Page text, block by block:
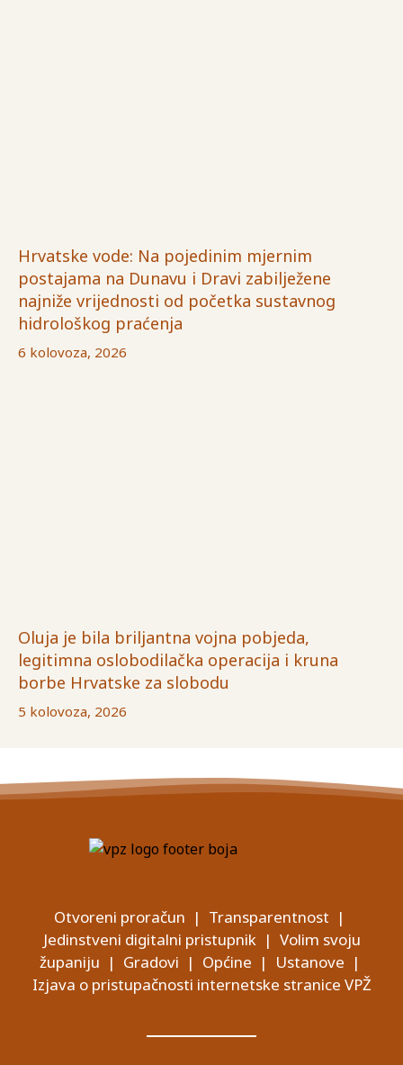
Hrvatske vode: Na pojedinim mjernim
postajama na Dunavu i Dravi zabilježene
najniže vrijednosti od početka sustavnog
hidrološkog praćenja
6 kolovoza, 2026
Oluja je bila briljantna vojna pobjeda,
legitimna oslobodilačka operacija i kruna
borbe Hrvatske za slobodu
5 kolovoza, 2026
Otvoreni proračun | Transparentnost |
Jedinstveni digitalni pristupnik| Volim svoju
županiju | Gradovi | Općine | Ustanove |
Izjava o pristupačnosti internetske stranice VPŽ